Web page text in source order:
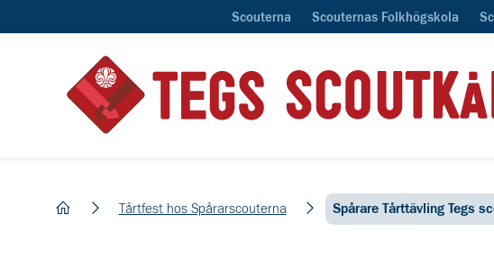
Scouterna Scouternas Folkhögskola
hem Tårtfest hos Spårarscouterna Spårare Tårttävling Tegs